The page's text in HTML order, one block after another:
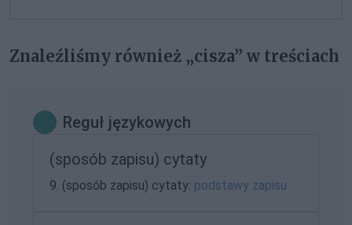
Znaleźliśmy również „cisza” w treściach
Reguł językowych
(sposób zapisu) cytaty
9. (sposób zapisu) cytaty: podstawy zapisu